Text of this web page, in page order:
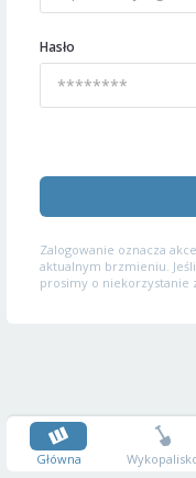
Hasło
Zalogowanie oznacza
aktualnym brzmieniu.
prosimy o niekorzystanie
Główna